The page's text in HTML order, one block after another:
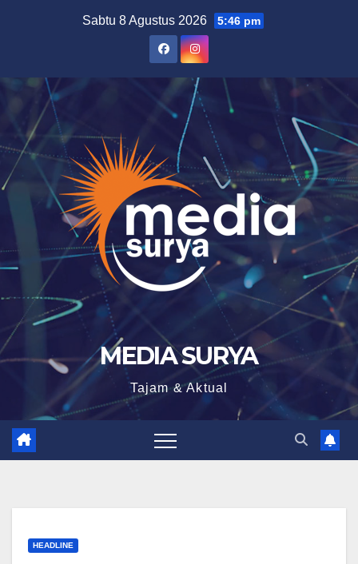
Sabtu 8 Agustus 2026 5:46 pm
MEDIA SURYA
Tajam & Aktual
HEADLINE